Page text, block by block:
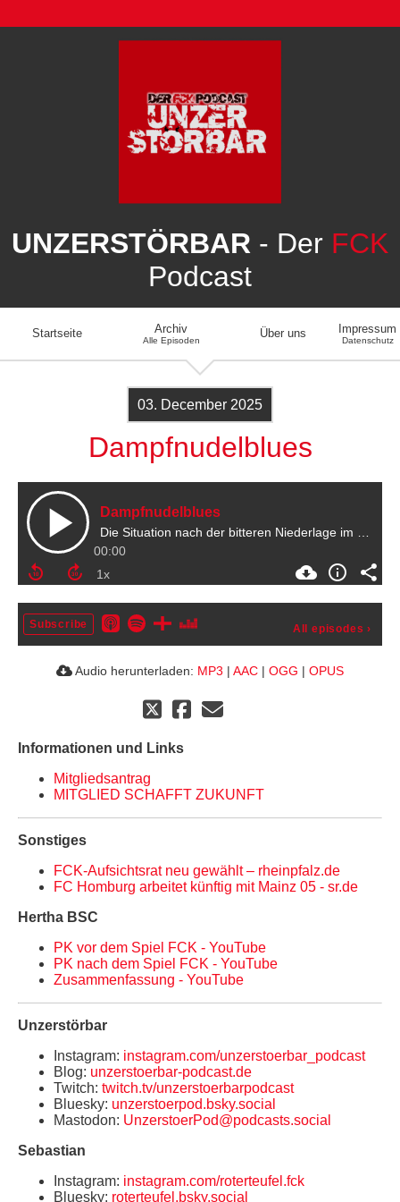
UNZERSTÖRBAR - Der FCK
Podcast
Startseite Archiv
Alle Episoden
Über uns Impressum
Datenschutz
03. December 2025
Dampfnudelblues
Dampfnudelblues
00:00
Subscribe All episodes ›
Audio herunterladen: MP3 | AAC | OGG | OPUS
Informationen und Links
Mitgliedsantrag
MITGLIED SCHAFFT ZUKUNFT
Sonstiges
FCK-Aufsichtsrat neu gewählt – rheinpfalz.de
FC Homburg arbeitet künftig mit Mainz 05 - sr.de
Hertha BSC
PK vor dem Spiel FCK - YouTube
PK nach dem Spiel FCK - YouTube
Zusammenfassung - YouTube
Unzerstörbar
Instagram: instagram.com/unzerstoerbar_podcast
Blog: unzerstoerbar-podcast.de
Twitch: twitch.tv/unzerstoerbarpodcast
Bluesky: unzerstoerpod.bsky.social
Mastodon: UnzerstoerPod@podcasts.social
Sebastian
Instagram: instagram.com/roterteufel.fck
Bluesky: roterteufel.bsky.social